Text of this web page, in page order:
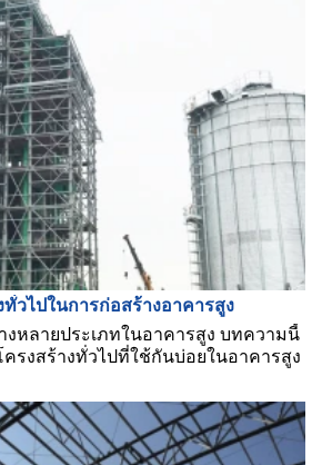
ทั่วไปในการก่อสร้างอาคารสูง
งหลายประเภทในอาคารสูง บทความนี้
ครงสร้างทั่วไปที่ใช้กันบ่อยในอาคารสูง